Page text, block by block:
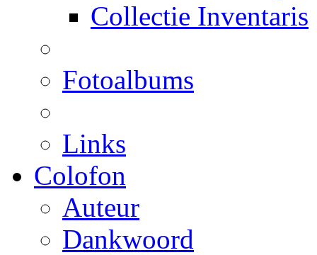
Collectie Inventaris
Fotoalbums
Links
Colofon
Auteur
Dankwoord